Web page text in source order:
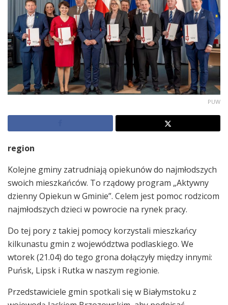
PUW
region
Kolejne gminy zatrudniają opiekunów do najmłodszych
swoich mieszkańców. To rządowy program „Aktywny
dzienny Opiekun w Gminie”. Celem jest pomoc rodzicom
najmłodszych dzieci w powrocie na rynek pracy.
Do tej pory z takiej pomocy korzystali mieszkańcy
kilkunastu gmin z województwa podlaskiego. We
wtorek (21.04) do tego grona dołączyły między innymi:
Puńsk, Lipsk i Rutka w naszym regionie.
Przedstawiciele gmin spotkali się w Białymstoku z